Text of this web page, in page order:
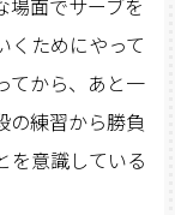
場面でサーブを
くためにやって
てから、あと一
の練習から勝負
を意識している